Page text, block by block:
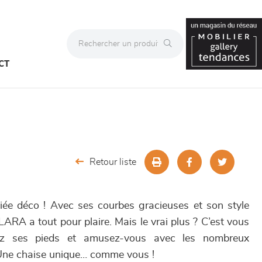
Retour liste
déco ! Avec ses courbes gracieuses et son style
a tout pour plaire. Mais le vrai plus ? C’est vous
ses pieds et amusez-vous avec les nombreux
chaise unique… comme vous !